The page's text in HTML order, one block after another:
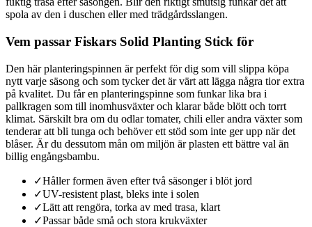
spola av den i duschen eller med trädgårdsslangen.
Vem passar Fiskars Solid Planting Stick för
Den här planteringspinnen är perfekt för dig som vill slippa köpa
nytt varje säsong och som tycker det är värt att lägga några tior extra
på kvalitet. Du får en planteringspinne som funkar lika bra i
pallkragen som till inomhusväxter och klarar både blött och torrt
klimat. Särskilt bra om du odlar tomater, chili eller andra växter som
tenderar att bli tunga och behöver ett stöd som inte ger upp när det
blåser. Är du dessutom mån om miljön är plasten ett bättre val än
billig engångsbambu.
✓Håller formen även efter två säsonger i blöt jord
✓UV-resistent plast, bleks inte i solen
✓Lätt att rengöra, torka av med trasa, klart
✓Passar både små och stora krukväxter